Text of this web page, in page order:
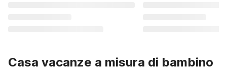
Casa vacanze a misura di bambino